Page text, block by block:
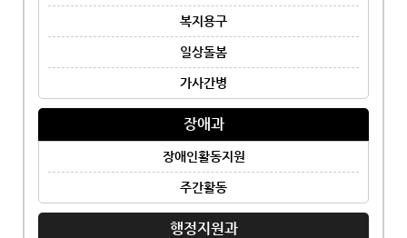
복지용구
일상돌봄
가사간병
장애과
장애인활동지원
주간활동
행정지원과